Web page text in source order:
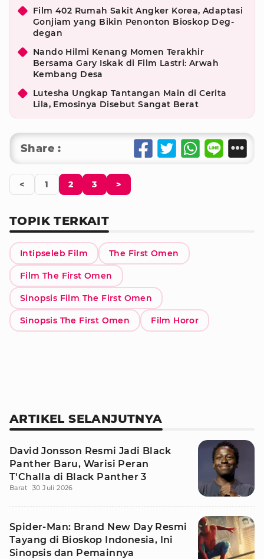
Film 402 Rumah Sakit Angker Korea, Adaptasi
Gonjiam yang Bikin Penonton Bioskop Deg-
degan
Nando Hilmi Kenang Momen Terakhir
Bersama Gary Iskak di Film Lastri: Arwah
Kembang Desa
Lutesha Ungkap Tantangan Main di Cerita
Lila, Emosinya Disebut Sangat Berat
Share :
< 1 2 3 >
TOPIK TERKAIT
Intipseleb Film The First Omen
Film The First Omen
Sinopsis Film The First Omen
Sinopsis The First Omen Film Horor
ARTIKEL SELANJUTNYA
David Jonsson Resmi Jadi Black
Panther Baru, Warisi Peran
T'Challa di Black Panther 3
Barat 30 Juli 2026
Spider-Man: Brand New Day Resmi
Tayang di Bioskop Indonesia, Ini
Sinopsis dan Pemainnya